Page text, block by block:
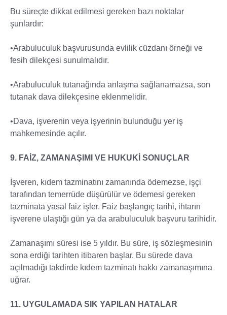
Bu süreçte dikkat edilmesi gereken bazı noktalar
şunlardır:
•Arabuluculuk başvurusunda evlilik cüzdanı örneği ve
fesih dilekçesi sunulmalıdır.
•Arabuluculuk tutanağında anlaşma sağlanamazsa, son
tutanak dava dilekçesine eklenmelidir.
•Dava, işverenin veya işyerinin bulunduğu yer iş
mahkemesinde açılır.
9. FAİZ, ZAMANAŞIMI VE HUKUKİ SONUÇLAR
İşveren, kıdem tazminatını zamanında ödemezse, işçi
tarafından temerrüde düşürülür ve ödemesi gereken
tazminata yasal faiz işler. Faiz başlangıç tarihi, ihtarın
işverene ulaştığı gün ya da arabuluculuk başvuru tarihidir.
Zamanaşımı süresi ise 5 yıldır. Bu süre, iş sözleşmesinin
sona erdiği tarihten itibaren başlar. Bu sürede dava
açılmadığı takdirde kıdem tazminatı hakkı zamanaşımına
uğrar.
11. UYGULAMADA SIK YAPILAN HATALAR